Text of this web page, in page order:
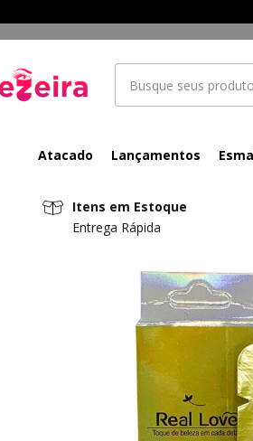
Atacado Lançamentos
Itens em Estoque
Entrega Rápida